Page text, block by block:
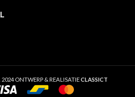
2024 ONTWERP & REALISATIECLASSICT